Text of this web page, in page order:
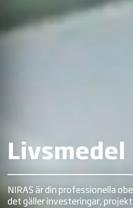
Livsmedel
NIRAS är din professionella
det gäller investeringar,